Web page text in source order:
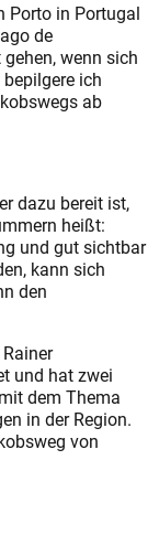
Porto in Portugal
de
wenn sich
ich
ab
dazu bereit ist,
heißt:
und gut sichtbar
kann sich
den
und hat zwei
dem Thema
in der Region.
von